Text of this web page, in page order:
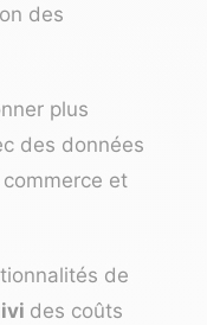
des
plus
des données
et
de
des coûts